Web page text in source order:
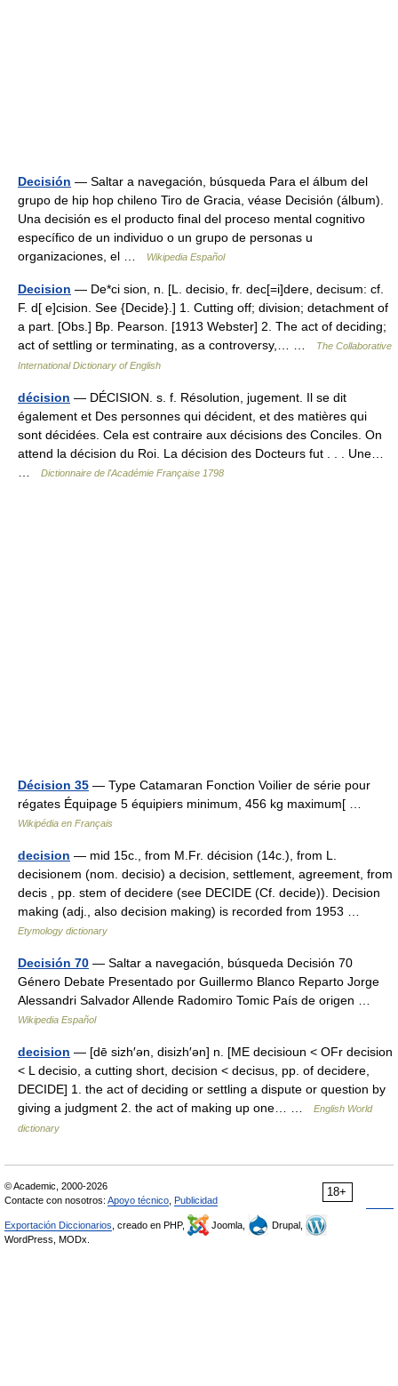
Decisión — Saltar a navegación, búsqueda Para el álbum del
grupo de hip hop chileno Tiro de Gracia, véase Decisión (álbum).
Una decisión es el producto final del proceso mental cognitivo
específico de un individuo o un grupo de personas u
organizaciones, el …
Wikipedia Español
Decision — De*ci sion, n. [L. decisio, fr. dec[=i]dere, decisum: cf.
F. d[ e]cision. See {Decide}.] 1. Cutting off; division; detachment of
a part. [Obs.] Bp. Pearson. [1913 Webster] 2. The act of deciding;
act of settling or terminating, as a controversy,… …
The Collaborative
International Dictionary of English
décision — DÉCISION. s. f. Résolution, jugement. Il se dit
également et Des personnes qui décident, et des matières qui
sont décidées. Cela est contraire aux décisions des Conciles. On
attend la décision du Roi. La décision des Docteurs fut . . . Une…
Dictionnaire de l'Académie Française 1798
Décision 35 — Type Catamaran Fonction Voilier de série pour
régates Équipage 5 équipiers minimum, 456 kg maximum[ …
Wikipédia en Français
decision — mid 15c., from M.Fr. décision (14c.), from L.
decisionem (nom. decisio) a decision, settlement, agreement, from
decis , pp. stem of decidere (see DECIDE (Cf. decide)). Decision
making (adj., also decision making) is recorded from 1953 …
Etymology dictionary
Decisión 70 — Saltar a navegación, búsqueda Decisión 70
Género Debate Presentado por Guillermo Blanco Reparto Jorge
Alessandri Salvador Allende Radomiro Tomic País de origen …
Wikipedia Español
decision — [dē sizh′ən, disizh′ən] n. [ME decisioun < OFr decision
< L decisio, a cutting short, decision < decisus, pp. of decidere,
DECIDE] 1. the act of deciding or settling a dispute or question by
giving a judgment 2. the act of making up one… …
English World
dictionary
18+
© Academic, 2000-2026
Contacte con nosotros: Apoyo técnico Publicidad
Exportación Diccionarios , creado en PHP, Joomla,
Drupal,
WordPress, MODx.